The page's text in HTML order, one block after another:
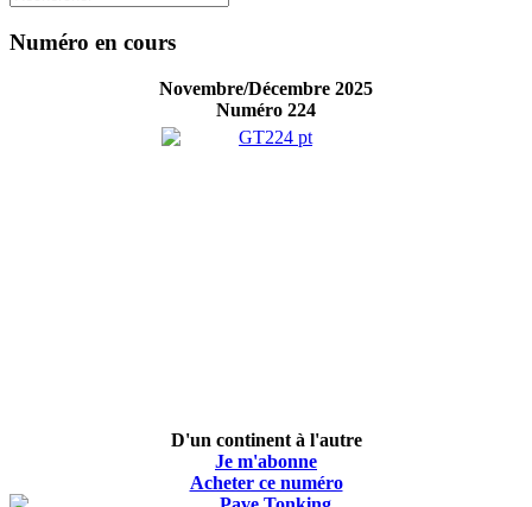
Numéro en cours
Novembre/Décembre 2025
Numéro 224
D'un continent à l'autre
Je m'abonne
Acheter ce numéro